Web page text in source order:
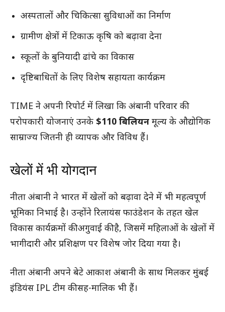
अस्पतालों और चिकित्सा सुविधाओं का निर्माण
ग्रामीण क्षेत्रों में टिकाऊ कृषि को बढ़ावा देना
स्कूलों के बुनियादी ढांचे का विकास
दृष्टिबाधितों के लिए विशेष सहायता कार्यक्रम
TIME ने अपनी रिपोर्ट में लिखा कि अंबानी परिवार की
परोपकारी योजनाएं उनके $110 बिलियन मूल्य के औद्योगिक
साम्राज्य जितनी ही व्यापक और विविध हैं।
खेलों में भी योगदान
नीता अंबानी ने भारत में खेलों को बढ़ावा देने में भी महत्वपूर्ण
भूमिका निभाई है। उन्होंने रिलायंस फाउंडेशन के तहत खेल
विकास कार्यक्रमों की अगुवाई की है, जिसमें महिलाओं के खेलों में
भागीदारी और प्रशिक्षण पर विशेष जोर दिया गया है।
नीता अंबानी अपने बेटे आकाश अंबानी के साथ मिलकर मुंबई
इंडियंस IPL टीम की सह-मालिक भी हैं।